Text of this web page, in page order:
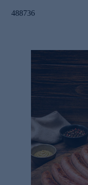
488736